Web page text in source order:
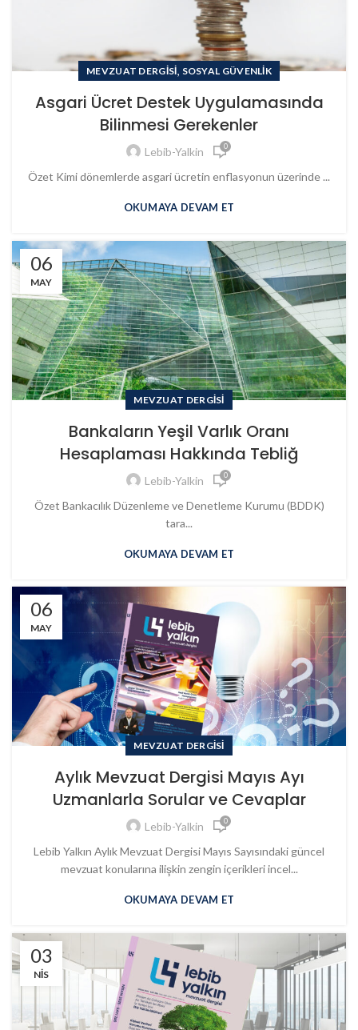
MEVZUAT DERGISI, SOSYAL GÜVENLIK
Asgari Ücret Destek Uygulamasında
Bilinmesi Gerekenler
Lebib-Yalkin 0
Özet Kimi dönemlerde asgari ücretin enflasyonun üzerinde ...
OKUMAYA DEVAM ET
06
MAY
MEVZUAT DERGISI
Bankaların Yeşil Varlık Oranı
Hesaplaması Hakkında Tebliğ
Lebib-Yalkin 0
Özet Bankacılık Düzenleme ve Denetleme Kurumu (BDDK)
tara...
OKUMAYA DEVAM ET
06
MAY
MEVZUAT DERGISI
Aylık Mevzuat Dergisi Mayıs Ayı
Uzmanlarla Sorular ve Cevaplar
Lebib-Yalkin 0
Lebib Yalkın Aylık Mevzuat Dergisi Mayıs Sayısındaki güncel
mevzuat konularına ilişkin zengin içerikleri incel...
OKUMAYA DEVAM ET
03
NIS